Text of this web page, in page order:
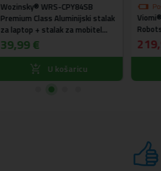
Wozinsky® WRS-CPY84SB
Premium Class Aluminijski stalak
za laptop + stalak za mobitel
gratis (crni)
39,99 €
U košaricu